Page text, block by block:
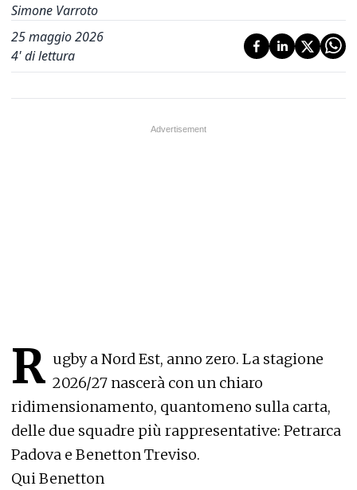
Simone Varroto
25 maggio 2026
4' di lettura
R ugby a Nord Est, anno zero. La stagione
2026/27 nascerà con un chiaro
ridimensionamento, quantomeno sulla carta,
delle due squadre più rappresentative: Petrarca
Padova e Benetton Treviso.
Qui Benetton